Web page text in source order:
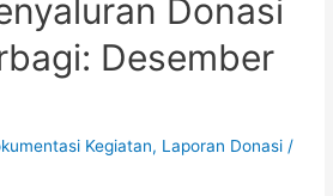
Donasi
Desember
Kegiatan, Laporan Donasi /